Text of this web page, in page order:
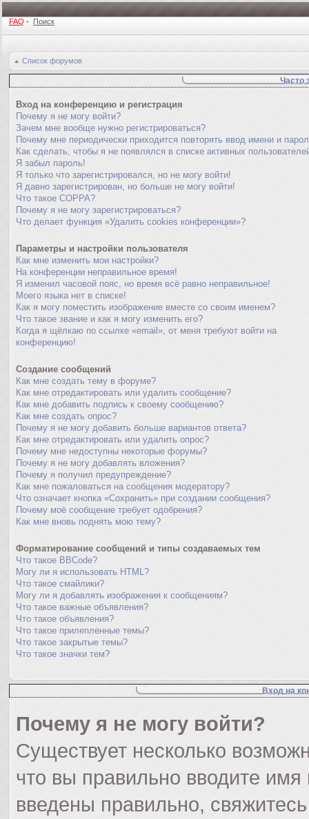
FAQ • Поиск
Список форумов
Часто
Вход на конференцию и регистрация
Почему я не могу войти?
Зачем мне вообще нужно регистрироваться?
Почему мне периодически приходится повторять ввод имени и
Как сделать, чтобы я не появлялся в списке активных
Я забыл пароль!
Я только что зарегистрировался, но не могу войти!
Я давно зарегистрирован, но больше не могу войти!
Что такое COPPA?
Почему я не могу зарегистрироваться?
Что делает функция «Удалить cookies конференции»?
Параметры и настройки пользователя
Как мне изменить мои настройки?
На конференции неправильное время!
Я изменил часовой пояс, но время всё равно неправильное!
Моего языка нет в списке!
Как я могу поместить изображение вместе со своим именем?
Что такое звание и как я могу изменить его?
Когда я щёлкаю по ссылке «email», от меня требуют войти на
конференцию!
Создание сообщений
Как мне создать тему в форуме?
Как мне отредактировать или удалить сообщение?
Как мне добавить подпись к своему сообщению?
Как мне создать опрос?
Почему я не могу добавить больше вариантов ответа?
Как мне отредактировать или удалить опрос?
Почему мне недоступны некоторые форумы?
Почему я не могу добавлять вложения?
Почему я получил предупреждение?
Как мне пожаловаться на сообщения модератору?
Что означает кнопка «Сохранить» при создании сообщения?
Почему моё сообщение требует одобрения?
Как мне вновь поднять мою тему?
Форматирование сообщений и типы создаваемых тем
Что такое BBCode?
Могу ли я использовать HTML?
Что такое смайлики?
Могу ли я добавлять изображения к сообщениям?
Что такое важные объявления?
Что такое объявления?
Что такое прилепленные темы?
Что такое закрытые темы?
Что такое значки тем?
Вход на
Почему я не могу войти?
Существует несколько
что вы правильно вводите
введены правильно,